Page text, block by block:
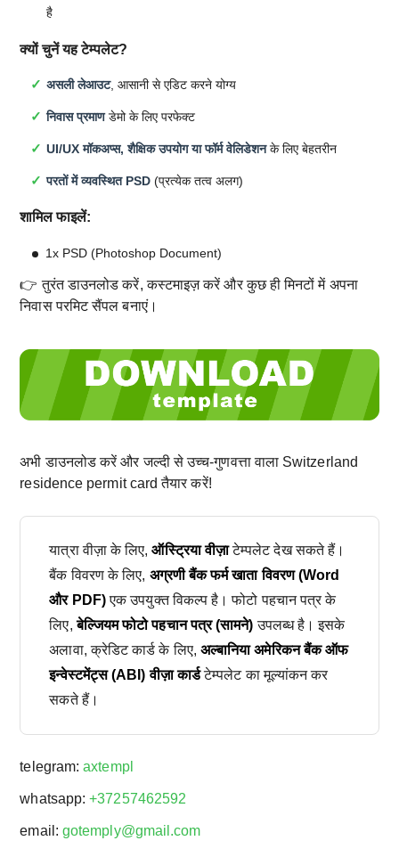
है
क्यों चुनें यह टेम्पलेट?
असली लेआउट, आसानी से एडिट करने योग्य
निवास प्रमाणडेमो के लिए परफेक्ट
UI/UX मॉकअप्स, शैक्षिक उपयोग या फॉर्म वेलिडेशनके लिए बेहतरीन
परतों में व्यवस्थित PSD (प्रत्येक तत्व अलग)
शामिल फाइलें:
1x PSD (Photoshop Document)
👉 तुरंत डाउनलोड करें, कस्टमाइज़ करें और कुछ ही मिनटों में अपना
निवास परमिट सैंपल बनाएं।
अभी डाउनलोड करें और जल्दी से उच्च-गुणवत्ता वाला Switzerland
residence permit card तैयार करें!
यात्रा वीज़ा के लिए,ऑस्ट्रिया वीज़ाटेम्पलेट देख सकते हैं।
बैंक विवरण के लिए, अग्रणी बैंक फर्म खाता विवरण (Word
और PDF)एक उपयुक्त विकल्प है। फोटो पहचान पत्र के
लिए,बेल्जियम फोटो पहचान पत्र (सामने) उपलब्ध है। इसके
अलावा, क्रेडिट कार्ड के लिए, अल्बानिया अमेरिकन बैंक ऑफ
इन्वेस्टमेंट्स (ABI) वीज़ा कार्डटेम्पलेट का मूल्यांकन कर
सकते हैं।
telegram:axtempl
whatsapp:+37257462592
email: gotemply@gmail.com